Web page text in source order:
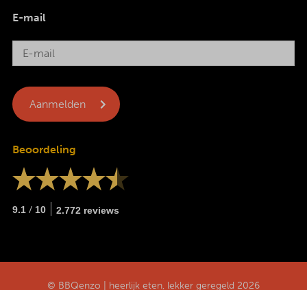
E-mail
Beoordeling
9.1 / 10 2.772 reviews
© BBQenzo | heerlijk eten, lekker geregeld 2026